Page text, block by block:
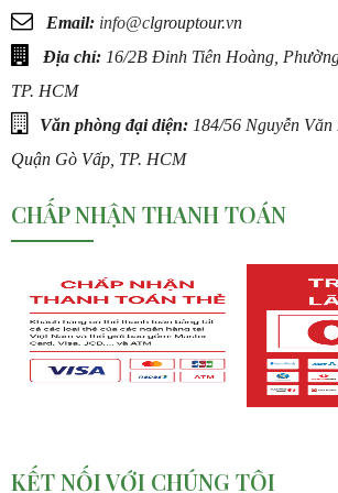
Trẻ em dưới 5 tuổi miễn phí
Trẻ em từ 5 đến dưới 10 tuổi: 50% giá
Trẻ em từ 10 tuổi trở lên tính như người
Email: info@clgrouptour.vn
Địa chỉ: 16/2B Đinh Tiên Hoàng,
TP. HCM
Văn phòng đại diện: 184/56 Nguyễn
Quận Gò Vấp, TP. HCM
CHẤP NHẬN THANH TOÁN
KẾT NỐI VỚI CHÚNG TÔI